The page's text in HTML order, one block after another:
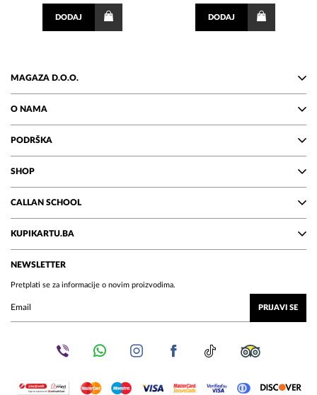
DODAJ DODAJ
MAGAZA D.O.O.
O NAMA
PODRŠKA
SHOP
CALLAN SCHOOL
KUPIKARTU.BA
NEWSLETTER
Pretplati se za informacije o novim proizvodima.
PRIJAVI SE